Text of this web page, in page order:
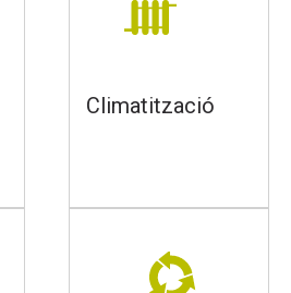
Climatització